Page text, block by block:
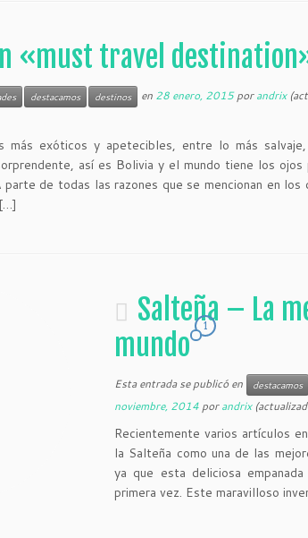
«must travel
destacamos destinos en 28 enero, 2015 porandrix
más exóticos y apetecibles, entre lo más
así es Bolivia y el mundo tiene los ojos
de todas las razones que se mencionan en los
Salteña – La
mundo
1
Esta entrada se publicó en destacamos
noviembre, 2014 porandrix
Recientemente varios artículos
la Salteña como una de las
ya que esta deliciosa
primera vez. Este maravilloso